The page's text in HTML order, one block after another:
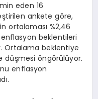
eden 16
ankete göre,
ortalaması %2,46
beklentileri
Ortalama beklentiye
düşmesi öngörülüyor.
enflasyon